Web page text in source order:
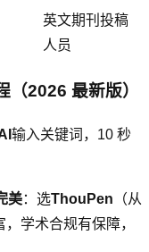
英文期刊投稿
人员
2026 最新版）
输入关键词，10 秒
美：选ThouPen （从
学术合规有保障，